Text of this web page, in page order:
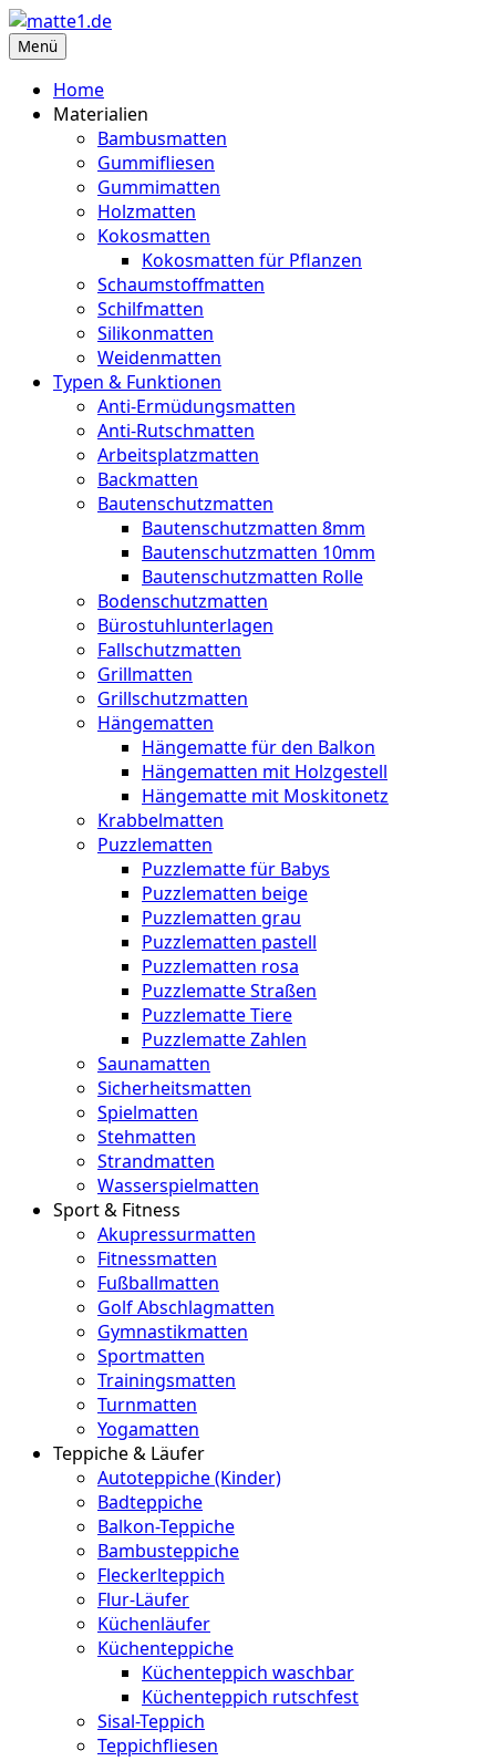
Zum
Inhalt
matte1.de
Deine Infoseite für Matten aller Art
Menü
Home
Materialien
Bambusmatten
Gummifliesen
Gummimatten
Holzmatten
Kokosmatten
Kokosmatten für Pflanzen
Schaumstoffmatten
Schilfmatten
Silikonmatten
Weidenmatten
Typen & Funktionen
Anti-Ermüdungsmatten
Anti-Rutschmatten
Arbeitsplatzmatten
Backmatten
Bautenschutzmatten
Bautenschutzmatten 8mm
Bautenschutzmatten 10mm
Bautenschutzmatten Rolle
Bodenschutzmatten
Bürostuhlunterlagen
Fallschutzmatten
Grillmatten
Grillschutzmatten
Hängematten
Hängematte für den Balkon
Hängematten mit Holzgestell
Hängematte mit Moskitonetz
Krabbelmatten
Puzzlematten
Puzzlematte für Babys
Puzzlematten beige
Puzzlematten grau
Puzzlematten pastell
Puzzlematten rosa
Puzzlematte Straßen
Puzzlematte Tiere
Puzzlematte Zahlen
Saunamatten
Sicherheitsmatten
Spielmatten
Stehmatten
Strandmatten
Wasserspielmatten
Sport & Fitness
Akupressurmatten
Fitnessmatten
Fußballmatten
Golf Abschlagmatten
Gymnastikmatten
Sportmatten
Trainingsmatten
Turnmatten
Yogamatten
Teppiche & Läufer
Autoteppiche (Kinder)
Badteppiche
Balkon-Teppiche
Bambusteppiche
Fleckerlteppich
Flur-Läufer
Küchenläufer
Küchenteppiche
Küchenteppich waschbar
Küchenteppich rutschfest
Sisal-Teppich
Teppichfliesen